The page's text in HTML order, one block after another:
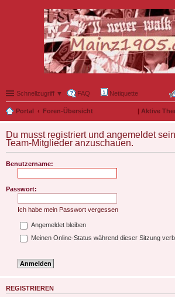
Schnellzugriff ▼ FAQ Netiquette
Portal Foren-Übersicht | Aktive
Du musst registriert und angemeldet
Team-Mitglieder anzuschauen.
Benutzername:
Passwort:
Ich habe mein Passwort vergessen
Angemeldet bleiben
Meinen Online-Status während dieser Sitzung
REGISTRIEREN